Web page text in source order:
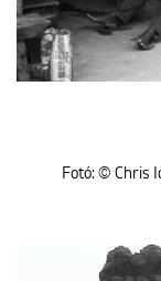
Fotó: © Chris